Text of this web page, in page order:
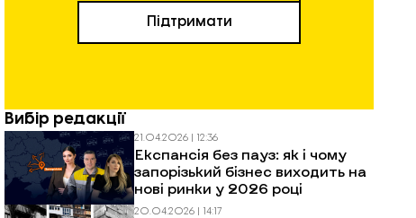
Підтримати
Вибір редакції
21.04.2026 | 12:36
Експансія без пауз: як і чому
запорізький бізнес виходить на
нові ринки у 2026 році
20.04.2026 | 14:17